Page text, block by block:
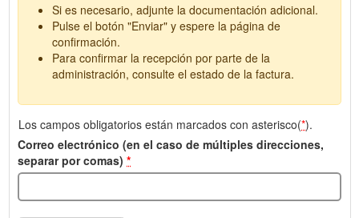
Si es necesario, adjunte la documentación adicional.
Pulse el botón "Enviar" y espere la página de
confirmación.
Para confirmar la recepción por parte de la
administración, consulte el estado de la factura.
Los campos obligatorios están marcados con asterisco(*).
Correo electrónico (en el caso de múltiples direcciones,
separar por comas) *